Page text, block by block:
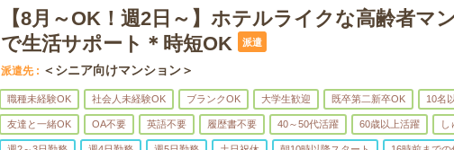
【8月～OK！週2日～】ホテルライクな高齢者マ
で生活サポート＊時短OK
派遣
派遣先 ＜シニア向けマンション＞
職種未経験OK 社会人未経験OK ブランクOK 大学生歓迎 既卒第二新卒OK 10名
友達と一緒OK OA不要 英語不要 履歴書不要 40～50代活躍 60歳以上活躍 し